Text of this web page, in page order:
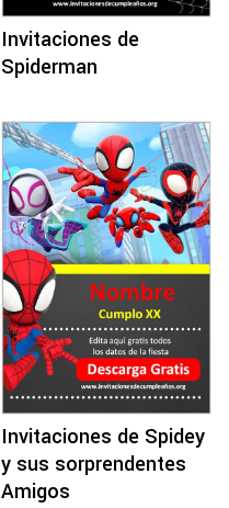
Invitaciones de
Spiderman
Invitaciones de Spidey
y sus sorprendentes
Amigos